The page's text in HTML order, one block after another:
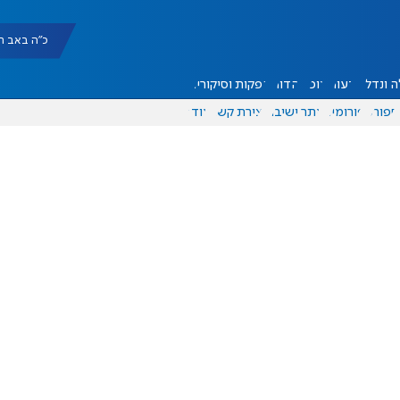
כ"ה באב תשפ"ו
ונדל"ן דעות אוכל יהדות הפקות וסיקורים
ספורט פורומים אתר ישיבה יצירת קשר עוד